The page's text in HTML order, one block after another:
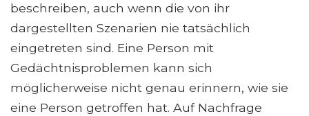
beschreiben, auch wenn die von ihr
dargestellten Szenarien nie tatsächlich
eingetreten sind. Eine Person mit
Gedächtnisproblemen kann sich
möglicherweise nicht genau erinnern, wie sie
eine Person getroffen hat. Auf Nachfrage